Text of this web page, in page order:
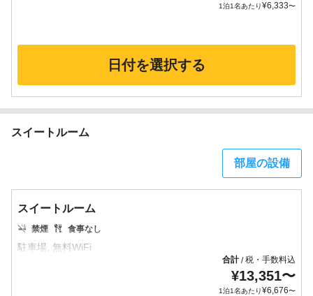
1泊1名あたり¥6,333〜
日付を選択する
スイートルーム
部屋の設備
スイートルーム
禁煙 食事なし
合計/税・手数料込
¥13,351〜
1泊1名あたり¥6,676〜